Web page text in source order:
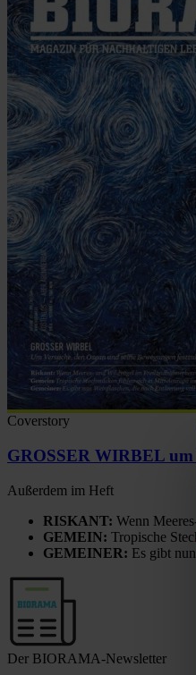
Coverstory
GROSSER WIRBEL um
Außerdem im Heft
RISKANT: Wenn
GEMEIN: Tropische
GEMEINER: Es gibt
Der BIORAMA-Newsletter